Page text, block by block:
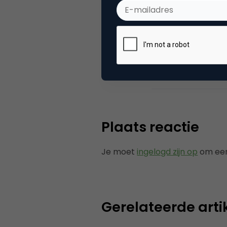
Categorie
Plaats reactie
Je moet ingelogd zijn op om
Gerelateerde